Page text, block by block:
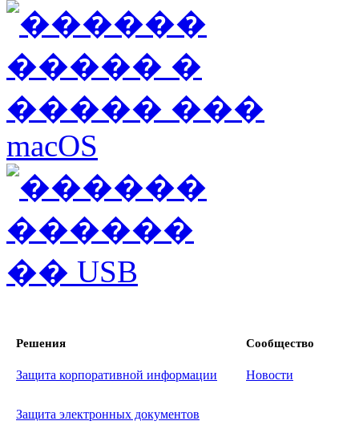
Решения Сообщество
Защита корпоративной информации Новости
Защита электронных документов